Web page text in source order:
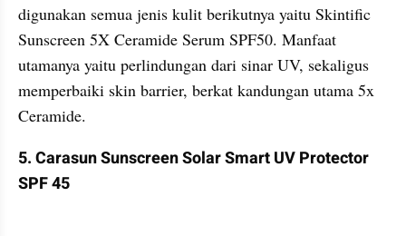
digunakan semua jenis kulit berikutnya yaitu Skintific
Sunscreen 5X Ceramide Serum SPF50. Manfaat
utamanya yaitu perlindungan dari sinar UV, sekaligus
memperbaiki skin barrier, berkat kandungan utama 5x
Ceramide.
5. Carasun Sunscreen Solar Smart UV Protector
SPF 45